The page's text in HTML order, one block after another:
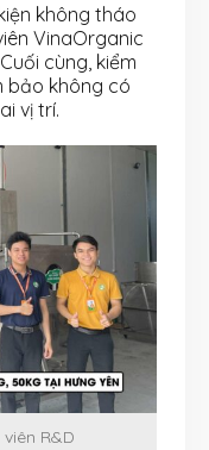
không tháo
VinaOrganic
cùng, kiểm
bảo không có
vị trí.
R&D